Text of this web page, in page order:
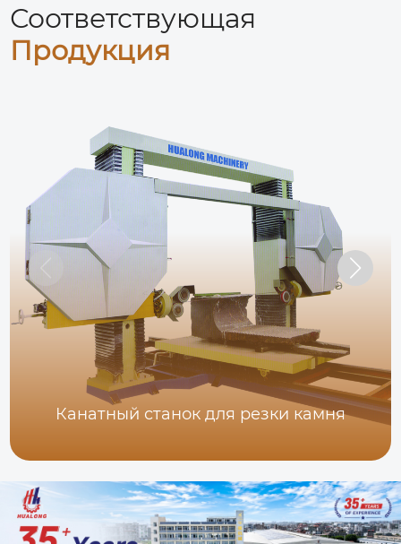
Соответствующая
Продукция
Канатный станок для резки камня